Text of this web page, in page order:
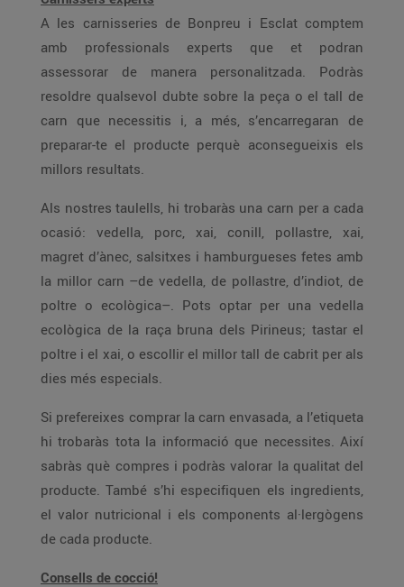
A les carnisseries de Bonpreu i Esclat comptem
amb professionals experts que et podran
assessorar de manera personalitzada. Podràs
resoldre qualsevol dubte sobre la peça o el tall de
carn que necessitis i, a més, s’encarregaran de
preparar-te el producte perquè aconsegueixis els
millors resultats.
Als nostres taulells, hi trobaràs una carn per a cada
ocasió: vedella, porc, xai, conill, pollastre, xai,
magret d’ànec, salsitxes i hamburgueses fetes amb
la millor carn –de vedella, de pollastre, d’indiot, de
poltre o ecològica–. Pots optar per una vedella
ecològica de la raça bruna dels Pirineus; tastar el
poltre i el xai, o escollir el millor tall de cabrit per als
dies més especials.
Si prefereixes comprar la carn envasada, a l’etiqueta
hi trobaràs tota la informació que necessites. Així
sabràs què compres i podràs valorar la qualitat del
producte. També s’hi especifiquen els ingredients,
el valor nutricional i els components al·lergògens
de cada producte.
Consells de cocció!